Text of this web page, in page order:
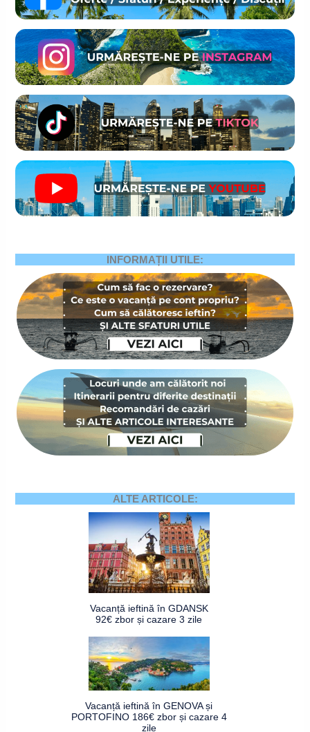
INFORMAȚII UTILE:
ALTE ARTICOLE:
Vacanță ieftină în GDANSK
92€ zbor și cazare 3 zile
Vacanță ieftină în GENOVA și
PORTOFINO 186€ zbor și cazare 4
zile